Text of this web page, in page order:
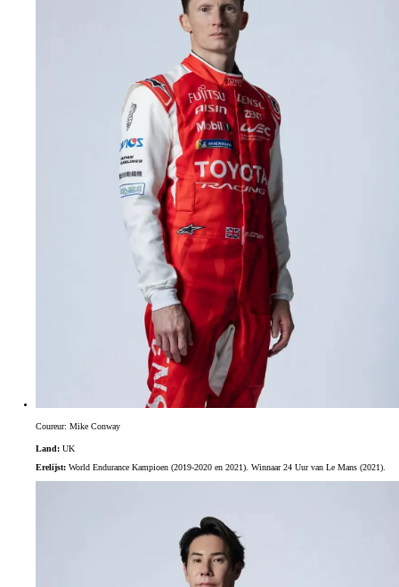
Coureur: Mike Conway
Land: UK
Erelijst: World Endurance Kampioen (2019-2020 en 2021). Winnaar 24 Uur van Le Mans (2021).